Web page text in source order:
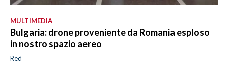
MULTIMEDIA
Bulgaria: drone proveniente da Romania esploso
in nostro spazio aereo
Red